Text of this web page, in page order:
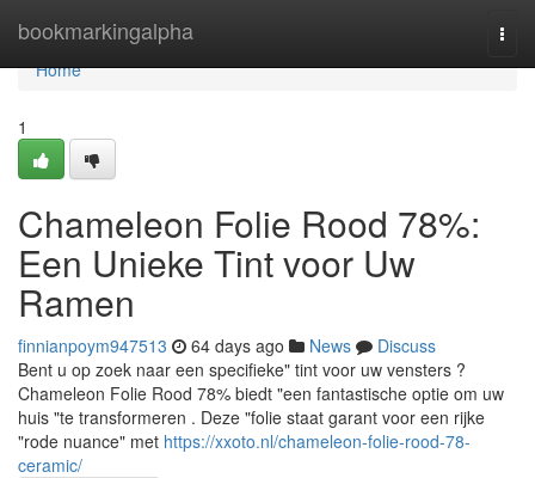
bookmarkingalpha
Home
Home
1
Chameleon Folie Rood 78%:
Een Unieke Tint voor Uw
Ramen
finnianpoym947513 64 days ago News
Discuss
Bent u op zoek naar een specifieke" tint voor uw vensters ?
Chameleon Folie Rood 78% biedt "een fantastische optie om uw
huis "te transformeren . Deze "folie staat garant voor een rijke
"rode nuance" met https://xxoto.nl/chameleon-folie-rood-78-
ceramic/